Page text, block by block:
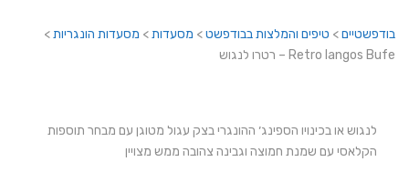
בודפשטיים> טיפים והמלצות בבודפשט> מסעדות> מסעדות הונגריות>
Retro langos Bufe – רטרו לנגוש
לנגוש או בכינויו הספינג׳ ההונגרי בצק עגול מטוגן עם מבחר תוספות
הקלאסי עם שמנת חמוצה וגבינה צהובה ממש מצויין